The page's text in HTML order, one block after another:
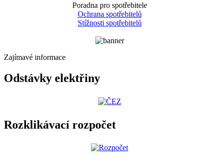
Poradna pro spotřebitele
Ochrana spotřebitelů
Stížnosti spotřebitelů
Zajímavé informace
Odstávky elektřiny
Rozklikávací rozpočet